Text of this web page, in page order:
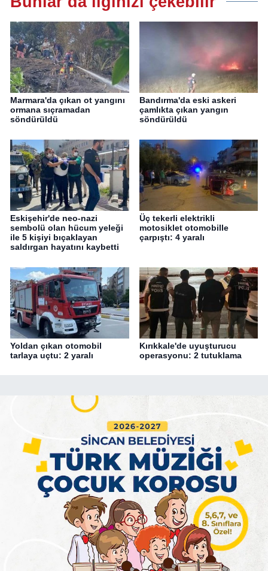
Marmara'da çıkan ot yangını
ormana sıçramadan
söndürüldü
Bandırma'da eski askeri
çamlıkta çıkan yangın
söndürüldü
Eskişehir'de neo-nazi
sembolü olan hücum yeleği
ile 5 kişiyi bıçaklayan
saldırgan hayatını kaybetti
Üç tekerli elektrikli
motosiklet otomobille
çarpıştı: 4 yaralı
Yoldan çıkan otomobil
tarlaya uçtu: 2 yaralı
Kırıkkale'de uyuşturucu
operasyonu: 2 tutuklama